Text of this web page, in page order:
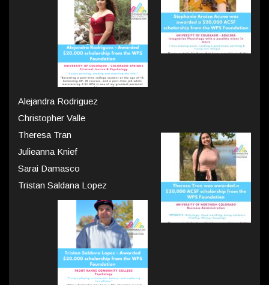
Alejandra Rodriguez
Christopher Valle
Theresa Tran
Julieanna Knief
Sarai Damasco
Tristan Saldana Lopez